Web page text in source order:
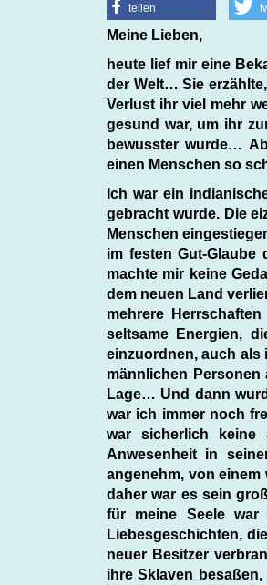
teilen
Meine Lieben,
heute lief mir eine
der Welt… Sie
Verlust ihr viel mehr
gesund war, um ihr
bewusster wurde…
einen Menschen so
Ich war ein
gebracht wurde. Die
Menschen
im festen Gut-Glaube
machte mir keine
dem neuen Land
mehrere
seltsame Energien,
einzuordnen, auch als
männlichen
Lage… Und dann
war ich immer noch
war sicherlich keine
Anwesenheit in
angenehm, von
daher war es sein
für meine Seele war
Liebesgeschichten,
neuer Besitzer
ihre Sklaven